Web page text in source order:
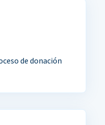
de donación